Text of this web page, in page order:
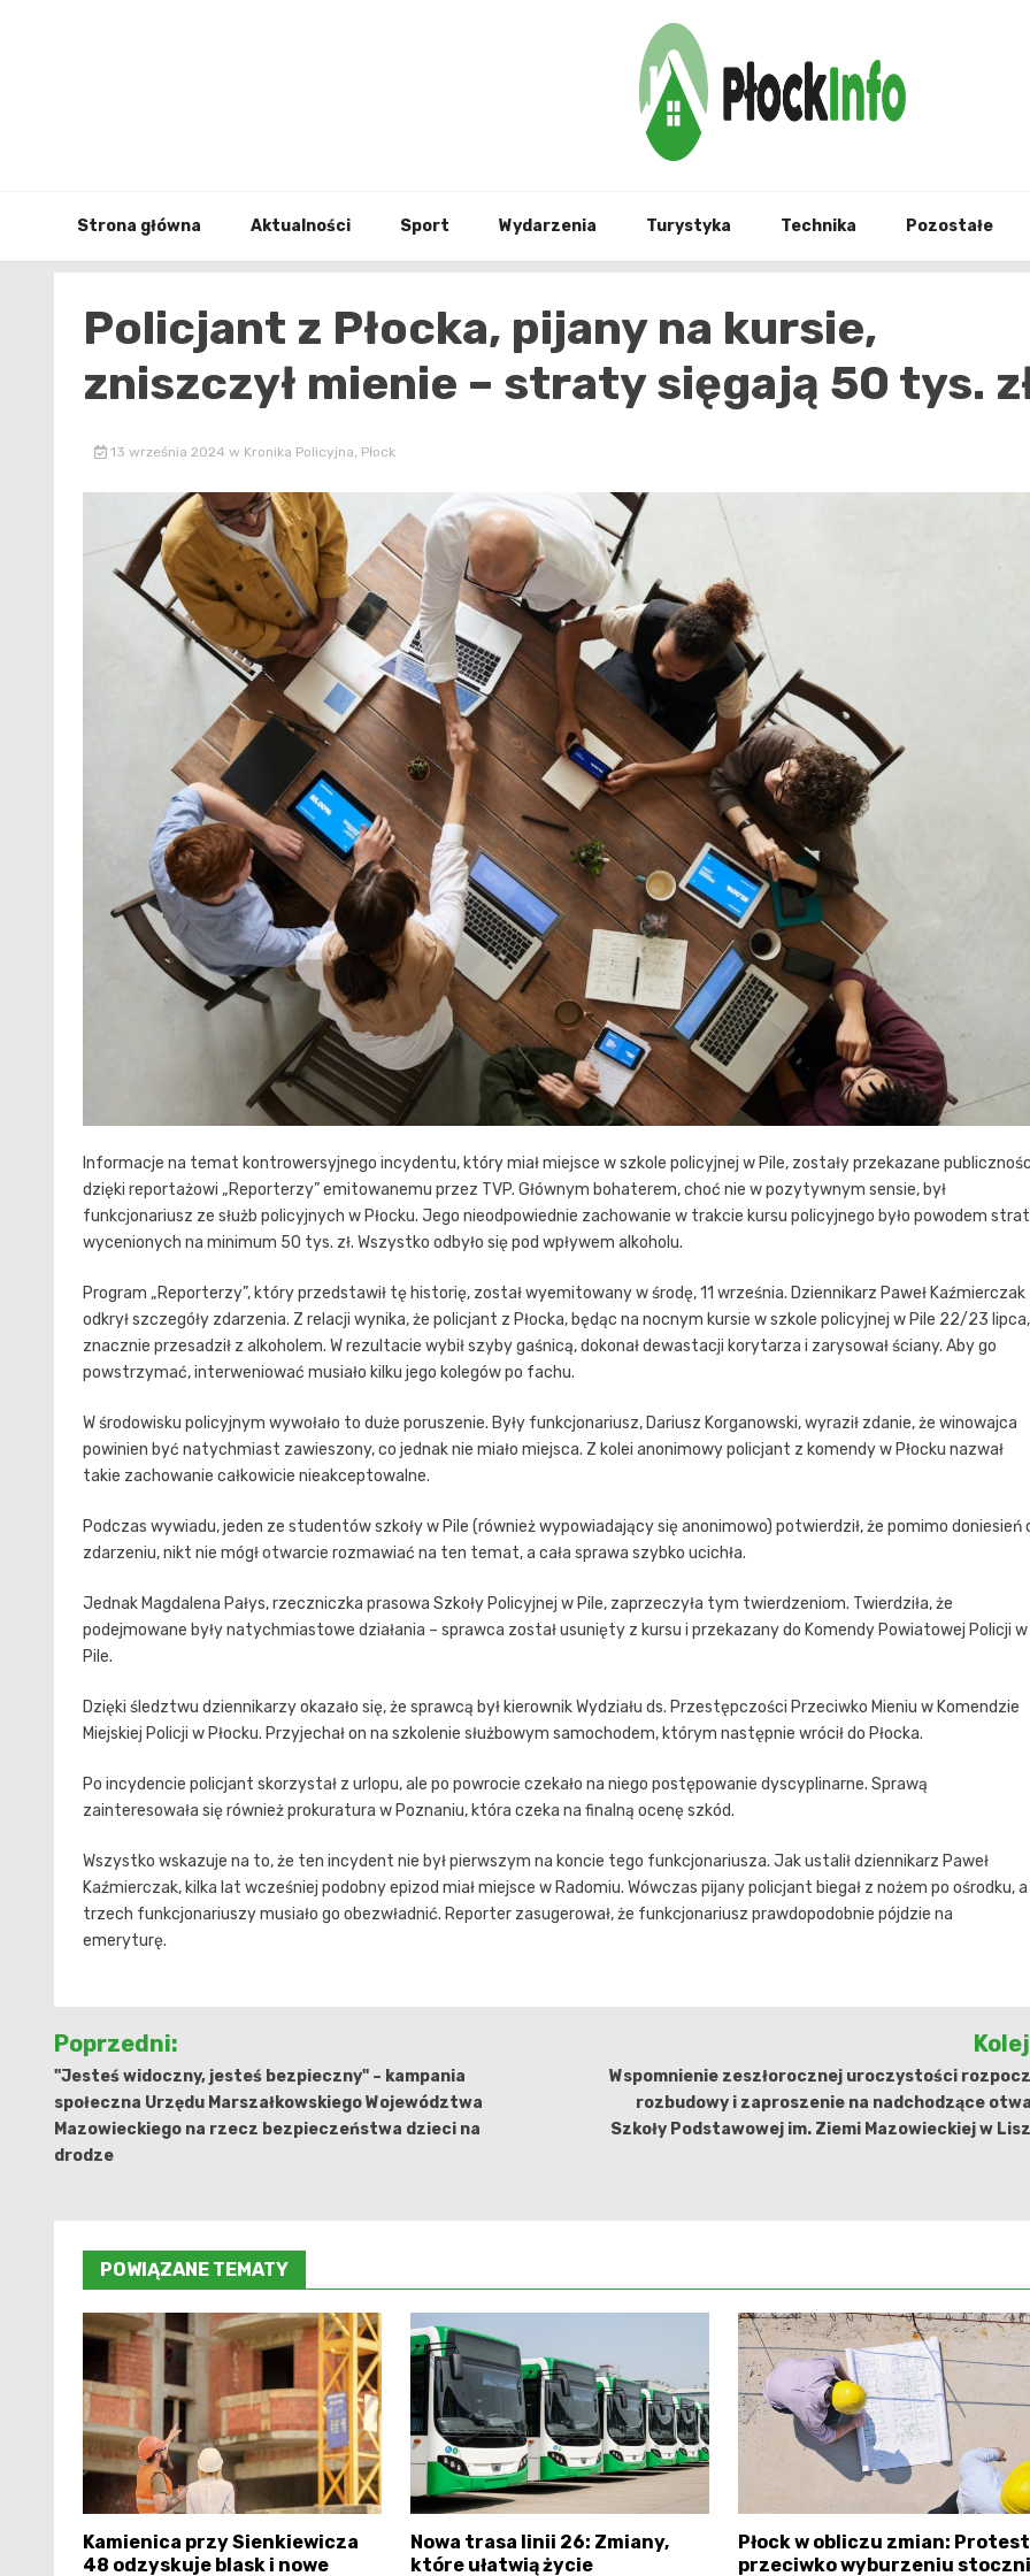
Strona główna Aktualności Sport Wydarzenia Turystyka Technika Pozostałe
Policjant z Płocka, pijany na kursie,
zniszczył mienie – straty sięgają 50 tys.
13 września 2024 w Kronika Policyjna, Płock
Informacje na temat kontrowersyjnego incydentu, który miał miejsce w szkole policyjnej w Pile, zostały przekazane
dzięki reportażowi „Reporterzy” emitowanemu przez TVP. Głównym bohaterem, choć nie w pozytywnym sensie, był
funkcjonariusz ze służb policyjnych w Płocku. Jego nieodpowiednie zachowanie w trakcie kursu policyjnego było powodem strat
wycenionych na minimum 50 tys. zł. Wszystko odbyło się pod wpływem alkoholu.
Program „Reporterzy”, który przedstawił tę historię, został wyemitowany w środę, 11 września. Dziennikarz Paweł Kaźmierczak
odkrył szczegóły zdarzenia. Z relacji wynika, że policjant z Płocka, będąc na nocnym kursie w szkole policyjnej w Pile 22/23 lipca,
znacznie przesadził z alkoholem. W rezultacie wybił szyby gaśnicą, dokonał dewastacji korytarza i zarysował ściany. Aby go
powstrzymać, interweniować musiało kilku jego kolegów po fachu.
W środowisku policyjnym wywołało to duże poruszenie. Były funkcjonariusz, Dariusz Korganowski, wyraził zdanie, że winowajca
powinien być natychmiast zawieszony, co jednak nie miało miejsca. Z kolei anonimowy policjant z komendy w Płocku nazwał
takie zachowanie całkowicie nieakceptowalne.
Podczas wywiadu, jeden ze studentów szkoły w Pile (również wypowiadający się anonimowo) potwierdził, że pomimo doniesień
zdarzeniu, nikt nie mógł otwarcie rozmawiać na ten temat, a cała sprawa szybko ucichła.
Jednak Magdalena Pałys, rzeczniczka prasowa Szkoły Policyjnej w Pile, zaprzeczyła tym twierdzeniom. Twierdziła, że
podejmowane były natychmiastowe działania – sprawca został usunięty z kursu i przekazany do Komendy Powiatowej Policji w
Pile.
Dzięki śledztwu dziennikarzy okazało się, że sprawcą był kierownik Wydziału ds. Przestępczości Przeciwko Mieniu w Komendzie
Miejskiej Policji w Płocku. Przyjechał on na szkolenie służbowym samochodem, którym następnie wrócił do Płocka.
Po incydencie policjant skorzystał z urlopu, ale po powrocie czekało na niego postępowanie dyscyplinarne. Sprawą
zainteresowała się również prokuratura w Poznaniu, która czeka na finalną ocenę szkód.
Wszystko wskazuje na to, że ten incydent nie był pierwszym na koncie tego funkcjonariusza. Jak ustalił dziennikarz Paweł
Kaźmierczak, kilka lat wcześniej podobny epizod miał miejsce w Radomiu. Wówczas pijany policjant biegał z nożem po ośrodku, a
trzech funkcjonariuszy musiało go obezwładnić. Reporter zasugerował, że funkcjonariusz prawdopodobnie pójdzie na
emeryturę.
Nawigacja
wpisu
Poprzedni:
"Jesteś widoczny, jesteś bezpieczny" – kampania
społeczna Urzędu Marszałkowskiego Województwa
Mazowieckiego na rzecz bezpieczeństwa dzieci na
drodze
Wspomnienie zeszłorocznej uroczystości
rozbudowy i zaproszenie na nadchodzące
Szkoły Podstawowej im. Ziemi Mazowieckiej w
POWIĄZANE TEMATY
Kamienica przy Sienkiewicza
48 odzyskuje blask i nowe
Nowa trasa linii 26: Zmiany,
które ułatwią życie
Płock w obliczu zmian: Protest
przeciwko wyburzeniu stoczni